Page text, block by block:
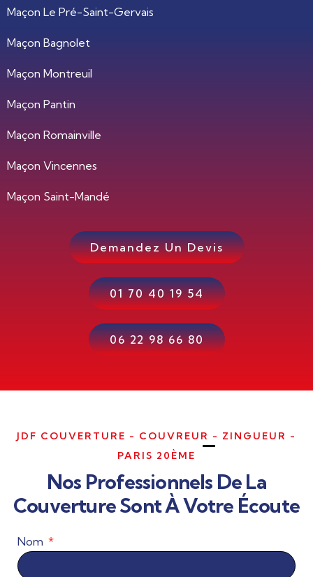
Maçon Le Pré-Saint-Gervais
Maçon Bagnolet
Maçon Montreuil
Maçon Pantin
Maçon Romainville
Maçon Vincennes
Maçon Saint-Mandé
Demandez Un Devis
01 70 40 19 54
06 22 98 66 80
JDF COUVERTURE - COUVREUR - ZINGUEUR -
PARIS 20ÈME
Nos Professionnels De La
Couverture Sont À Votre Écoute
Nom